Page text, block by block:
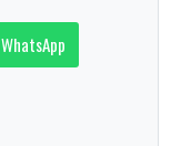
WhatsApp